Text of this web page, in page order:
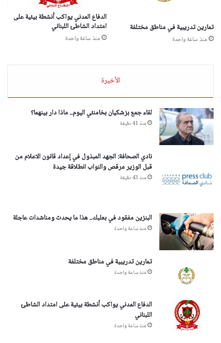
تمارين تدريبية في مناطق مختلفة
منذ ساعة واحدة
الدفاع المدني يواكب أنشطة بيئية على
امتداد الشاطئ اللبناني
منذ ساعة واحدة
الأخيرة
لقاء جمع بزشكيان بخامنئي اليوم.. ماذا دار بينهما؟
منذ 41 دقيقة
نادي الصحافة: الجهد المبذول في إعداد قانون الاعلام من
قبل الوزير مرقص والنواب انطلاقة جيدة
منذ 43 دقيقة
البنزين مفقود في بعلبك.. هذا ما يحدث ومناشدات عاجلة
منذ ساعة واحدة
تمارين تدريبية في مناطق مختلفة
منذ ساعة واحدة
الدفاع المدني يواكب أنشطة بيئية على امتداد الشاطئ
اللبناني
منذ ساعة واحدة